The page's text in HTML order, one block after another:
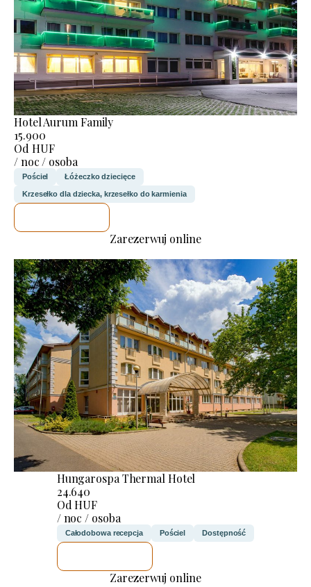
Hotel Aurum Family
15.900
Od HUF
/ noc / osoba
Pościel Łóżeczko dziecięce
Krzesełko dla dziecka, krzesełko do karmienia
Zarezerwuj online
Hungarospa Thermal Hotel
24.640
Od HUF
/ noc / osoba
Całodobowa recepcja Pościel Dostępność
Zarezerwuj online